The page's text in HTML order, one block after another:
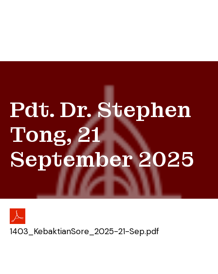
Pdt. Dr. Stephen
Tong, 21
September 2025
1403_KebaktianSore_2025-21-Sep.pdf